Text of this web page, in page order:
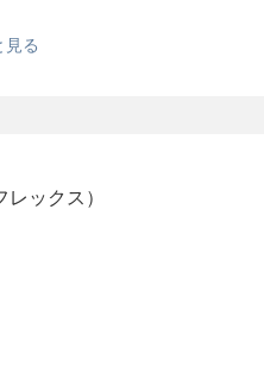
案を行うプリセールス業
機関などの多くのお客様
務、技術サポ―ト、見積
、光電話など、当社サービ
スを組み合わせたソリュ
見る
ックス）